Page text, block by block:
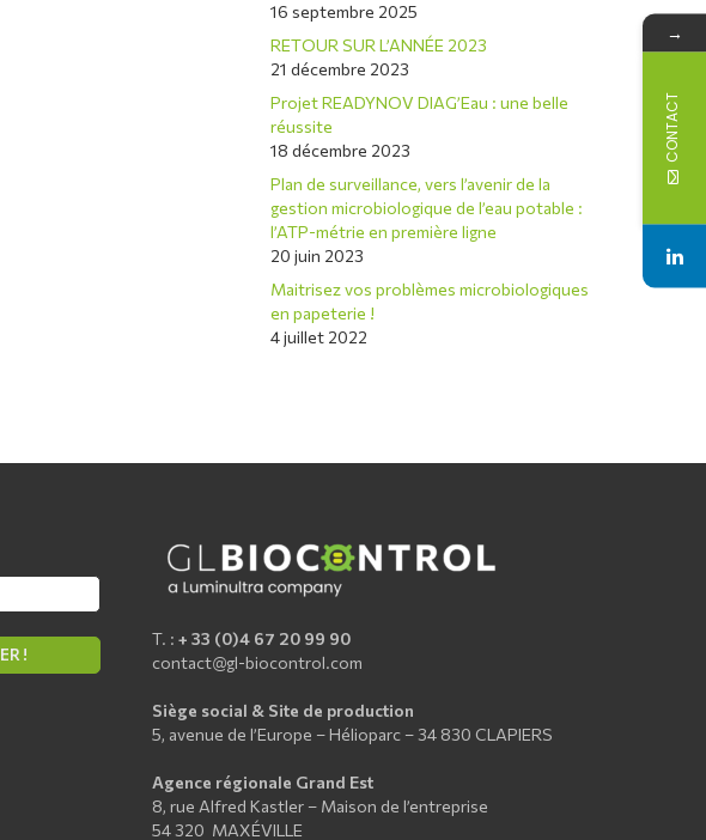
16 septembre 2025
RETOUR SUR L’ANNÉE 2023
21 décembre 2023
Projet READYNOV DIAG’Eau : une belle
réussite
18 décembre 2023
Plan de surveillance, vers l’avenir de la
gestion microbiologique de l’eau potable :
l’ATP-métrie en première ligne
20 juin 2023
Maitrisez vos problèmes microbiologiques
en papeterie !
4 juillet 2022
T. :+ 33 (0)4 67 20 99 90
contact@gl-biocontrol.com
Siège social & Site de production
5, avenue de l’Europe – Hélioparc – 34 830 CLAPIERS
Agence régionale Grand Est
8, rue Alfred Kastler – Maison de l’entreprise
54 320 MAXÉVILLE
→
CONTACT